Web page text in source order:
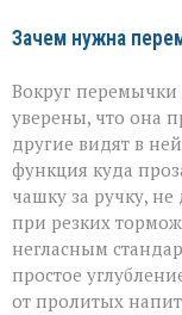
Зачем нужна
Вокруг
уверены, что она
другие видят в
функция куда
чашку за ручку,
при резких
негласным
простое
от пролитых